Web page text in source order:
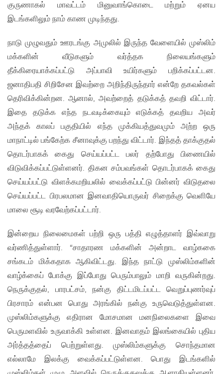
குருணாகல் மாவட்டம் மினுவாங்கொடை மற்றும் ஏனய
இடங்களிலும் நாம் காண முடிந்தது.
நாடு முழுவதும் ஊரடங்கு அமுலில் இருந்த வேளையில் முஸ்லிம்
மக்களின் வீடுகளும் வர்த்தக நிலையங்களும்
தீக்கிரையாக்கப்பட்டு அப்பாவி உயிர்களும் பறிக்கப்பட்டன.
ஜனாதிபதி சிறிசேன இவற்றை அறிந்திருந்தார் என்றே தகவல்கள்
தெரிவிக்கின்றன. ஆனால், அவற்றைத் தடுக்கத் தவறி விட்டார்.
இதை தடுக்க எந்த நடவடிக்கையும் எடுக்கத் தவறிய அவர்
அந்தக் காலப் பகுதியில் எந்த முக்கியத்துவமும் அற்ற ஒரு
மாநாட்டில் பங்கேற்க சீனாவுக்கு பறந்து விட்டார். இந்தத் தாக்குதல்
தொடர்பாகக் கைது செய்யப்பட்ட பலர் தற்போது பிணையில்
விடுவிக்கப்பட்டுள்ளனர். திகன சம்பவங்கள் தொடர்பாகக் கைது
செய்யப்பட்டு விளக்கமறியலில் வைக்கப்பட்டு பின்னர் விடுதலை
செய்யப்பட்ட பிரபலமான இனவாதியொருவர் சிறைக்கு வெளியே
மாலை சூடி வரவேற்கப்பட்டார்.
இன்றைய நிலைமைகள் பற்றி ஒரு பத்தி எழுத்தாளர் இவ்வாறு
வர்ணித்துள்ளார். “சாதாரண மக்களின் அன்றாட வாழ்ககை
சங்கடம் மிக்கதாக ஆகிவிட்டது. இந்த நாட்டு முஸ்லிம்களின்
வாழ்க்கைப் போக்கு இப்போது பெரும்பாலும் மாறி வருகின்றது.
நெருக்குதல், பாரபட்சம், நன்கு திட்டமிடப்பட்ட வெறுப்புணர்வுப்
பிரசாரம் என்பன பொது அரங்கில் நன்கு உருவெடுத்துள்ளன.
முஸ்லிம்களுக்கு எதிரான மோசமான மனநிலைகளை இவை
பெருமளவில் உருவாக்கி உள்ளன. இனவாதம் இலங்கையில் புதிய
அர்த்தத்தைப் பெற்றுள்ளது. முஸ்லிம்களுக்கு சொந்தமான
எல்லாமே இலக்கு வைக்கப்பட்டுள்ளன. பொது இடங்களில்